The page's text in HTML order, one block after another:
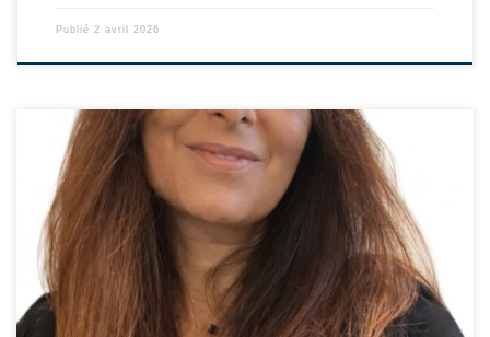
Publié 2 avril 2026
[…]